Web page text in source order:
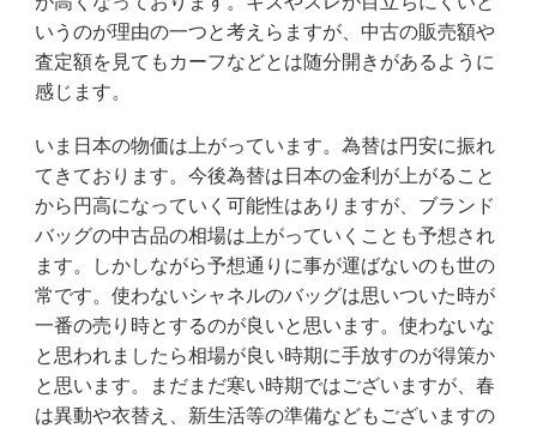
いうのが理由の一つと考えらますが、中古の販売額や
査定額を見てもカーフなどとは随分開きがあるように
感じます。
いま日本の物価は上がっています。為替は円安に振れ
てきております。今後為替は日本の金利が上がること
から円高になっていく可能性はありますが、ブランド
バッグの中古品の相場は上がっていくことも予想され
ます。しかしながら予想通りに事が運ばないのも世の
常です。使わないシャネルのバッグは思いついた時が
一番の売り時とするのが良いと思います。使わないな
と思われましたら相場が良い時期に手放すのが得策か
と思います。まだまだ寒い時期ではございますが、春
は異動や衣替え、新生活等の準備などもございますの